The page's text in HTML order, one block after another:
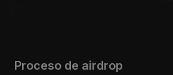
Proceso de airdrop